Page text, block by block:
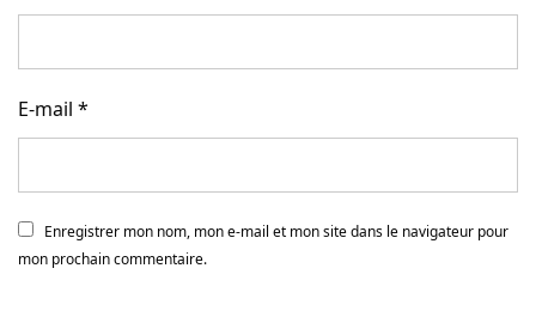
E-mail*
Enregistrer mon nom, mon e-mail et mon site dans le navigateur pour
mon prochain commentaire.